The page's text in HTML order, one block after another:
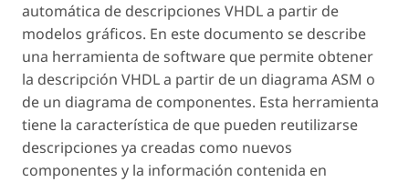
automática de descripciones VHDL a partir de
modelos gráficos. En este documento se describe
una herramienta de software que permite obtener
la descripción VHDL a partir de un diagrama ASM o
de un diagrama de componentes. Esta herramienta
tiene la característica de que pueden reutilizarse
descripciones ya creadas como nuevos
componentes y la información contenida en